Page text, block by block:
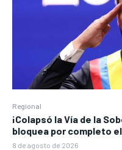
Regional
¡Colapsó la Vía de la
bloquea por completo
8 de agosto de 2026